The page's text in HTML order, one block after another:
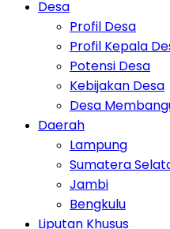
Desa
Profil Desa
Profil Kepala
Potensi Desa
Kebijakan Desa
Desa
Daerah
Lampung
Sumatera
Jambi
Bengkulu
Liputan Khusus